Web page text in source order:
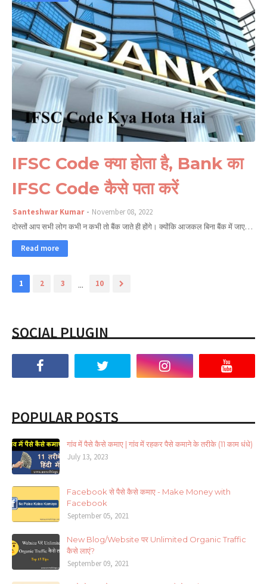
IFSC Code क्या होता है, Bank का
IFSC Code कैसे पता करें
Santeshwar Kumar
November 08, 2022
दोस्तों आप सभी लोग कभी न कभी तो बैंक जाते ही होंगे। क्योंकि आजकल बिना बैंक में जाए…
Read more
1 2 3 ... 10
SOCIAL PLUGIN
POPULAR POSTS
गांव में पैसे कैसे कमाए | गांव में रहकर पैसे कमाने के तरीके (11 काम धंधे)
July 13, 2023
Facebook से पैसे कैसे कमाए - Make Money with
Facebook
September 05, 2021
New Blog/Website पर Unlimited Organic Traffic
कैसे लाएं?
September 09, 2021